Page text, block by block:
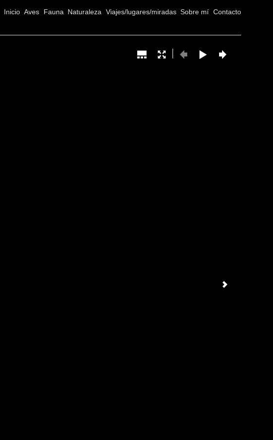
Inicio Aves Fauna Naturaleza Viajes/lugares/miradas Sobre mí Contacto